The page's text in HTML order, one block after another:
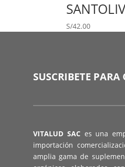
S/42.00
SUSCRIBETE PARA
VITALUD SAC es una
importación
amplia gama de